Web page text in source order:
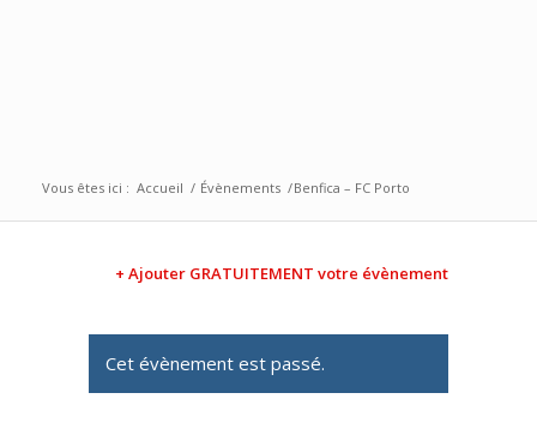
Vous êtes ici : Accueil / Évènements /Benfica – FC Porto
+ Ajouter GRATUITEMENT votre évènement
Cet évènement est passé.